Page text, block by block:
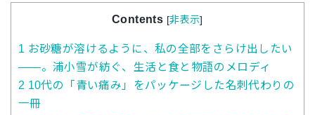
Contents [非表示]
1 お砂糖が溶けるように、私の全部をさらけ出したい
――。浦小雪が紡ぐ、生活と食と物語のメロディ
2 10代の「青い痛み」をパッケージした名刺代わりの
一冊